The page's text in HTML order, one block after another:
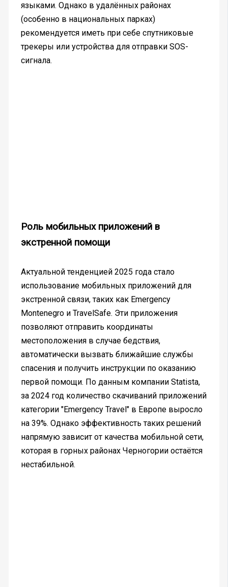
языками. Однако в удалённых районах
(особенно в национальных парках)
рекомендуется иметь при себе спутниковые
трекеры или устройства для отправки SOS-
сигнала.
Роль мобильных приложений в
экстренной помощи
Актуальной тенденцией 2025 года стало
использование мобильных приложений для
экстренной связи, таких как Emergency
Montenegro и TravelSafe. Эти приложения
позволяют отправить координаты
местоположения в случае бедствия,
автоматически вызвать ближайшие службы
спасения и получить инструкции по оказанию
первой помощи. По данным компании Statista,
за 2024 год количество скачиваний приложений
категории "Emergency Travel" в Европе выросло
на 39%. Однако эффективность таких решений
напрямую зависит от качества мобильной сети,
которая в горных районах Черногории остаётся
нестабильной.